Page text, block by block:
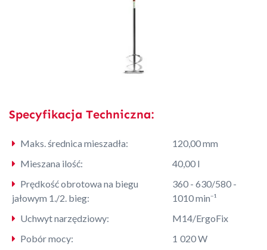
Specyfikacja Techniczna:
Maks. średnica mieszadła:
120,00 mm
Mieszana ilość:
40,00 l
Prędkość obrotowa na biegu
jałowym 1./2. bieg:
360 - 630/580 -
1010 min⁻¹
Uchwyt narzędziowy:
M14/ErgoFix
Pobór mocy:
1 020 W